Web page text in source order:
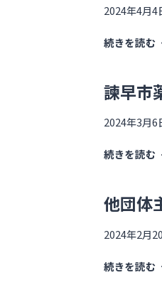
2024年4月4
続きを読む
諫早市
2024年3月6
続きを読む
他団体
2024年2月
続きを読む